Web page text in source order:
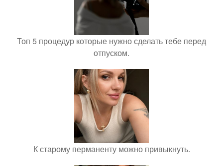
Топ 5 процедур которые нужно сделать тебе перед
отпуском.
К старому перманенту можно привыкнуть.